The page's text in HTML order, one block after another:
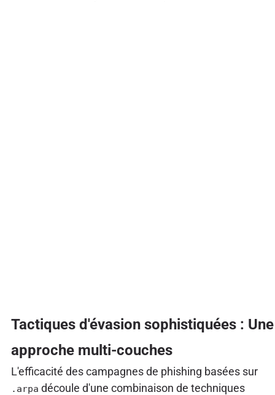
Tactiques d'évasion sophistiquées : Une
approche multi-couches
L'efficacité des campagnes de phishing basées sur
.arpa découle d'une combinaison de techniques